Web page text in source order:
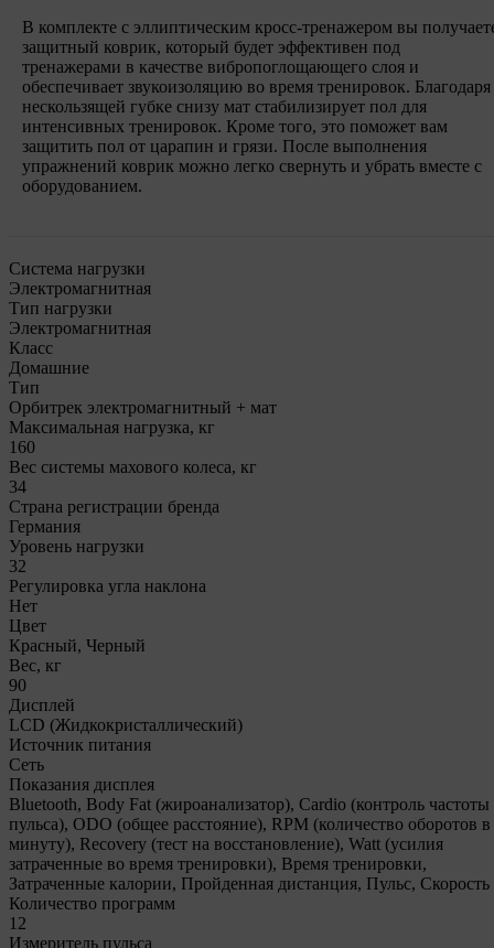
В комплекте с эллиптическим кросс-тренажером вы
защитный коврик, который будет эффективен под
тренажерами в качестве вибропоглощающего слоя и
обеспечивает звукоизоляцию во время тренировок. Благодаря
нескользящей губке снизу мат стабилизирует пол для
интенсивных тренировок. Кроме того, это поможет вам
защитить пол от царапин и грязи. После выполнения
упражнений коврик можно легко свернуть и убрать вместе с
оборудованием.
Система нагрузки
Электромагнитная
Тип нагрузки
Электромагнитная
Класс
Домашние
Тип
Орбитрек электромагнитный + мат
Максимальная нагрузка, кг
160
Вес системы махового колеса, кг
34
Страна регистрации бренда
Германия
Уровень нагрузки
32
Регулировка угла наклона
Нет
Цвет
Красный, Черный
Вес, кг
90
Дисплей
LCD (Жидкокристаллический)
Источник питания
Сеть
Показания дисплея
Bluetooth, Body Fat (жироанализатор), Cardio (контроль частоты
пульса), ODO (общее расстояние), RPM (количество оборотов в
минуту), Recovery (тест на восстановление), Watt (усилия
затраченные во время тренировки), Время тренировки,
Затраченные калории, Пройденная дистанция, Пульс, Скорость
Количество программ
12
Измеритель пульса